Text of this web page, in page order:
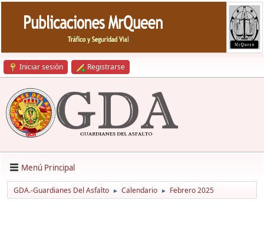
Iniciar sesión Registrarse
Menú Principal
GDA.-Guardianes Del Asfalto ► Calendario ► Febrero 2025